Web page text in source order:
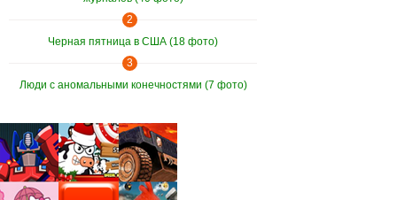
2
Черная пятница в США (18 фото)
3
Люди с аномальными конечностями (7 фото)